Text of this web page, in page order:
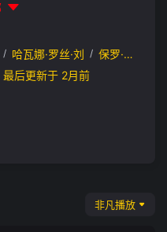
/ 哈瓦娜·罗丝·刘 / 保罗·雷德
后更新于 2月前
非凡播放